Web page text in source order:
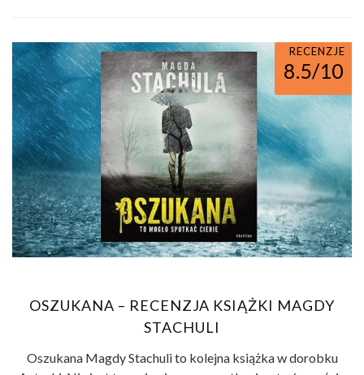
RECENZJE
8.5/10
OSZUKANA – RECENZJA KSIĄŻKI MAGDY
STACHULI
Oszukana Magdy Stachuli to kolejna książka w dorobku